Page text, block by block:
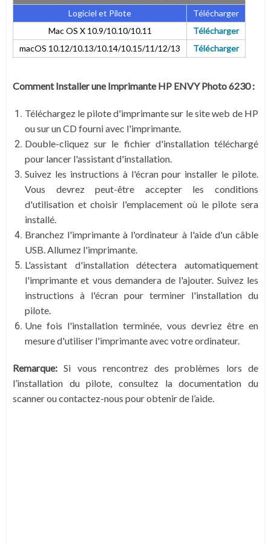
Logiciel et Pilote
Télécharger
Mac OS X 10.9/10.10/10.11
Télécharger
macOS 10.12/10.13/10.14/10.15/11/12/13
Télécharger
Comment Installer une Imprimante HP ENVY Photo 6230 :
Téléchargez le pilote d'imprimante sur le site web de HP
ou sur un CD fourni avec l'imprimante.
Double-cliquez sur le fichier d'installation téléchargé
pour lancer l'assistant d'installation.
Suivez les instructions à l'écran pour installer le pilote.
Vous devrez peut-être accepter les conditions
d'utilisation et choisir l'emplacement où le pilote sera
installé.
Branchez l'imprimante à l'ordinateur à l'aide d'un câble
USB. Allumez l'imprimante.
L'assistant d'installation détectera automatiquement
l'imprimante et vous demandera de l'ajouter. Suivez les
instructions à l'écran pour terminer l'installation du
pilote.
Une fois l'installation terminée, vous devriez être en
mesure d'utiliser l'imprimante avec votre ordinateur.
Remarque: Si vous rencontrez des problèmes lors de
l’installation du pilote, consultez la documentation du
scanner ou contactez-nous pour obtenir de l’aide.